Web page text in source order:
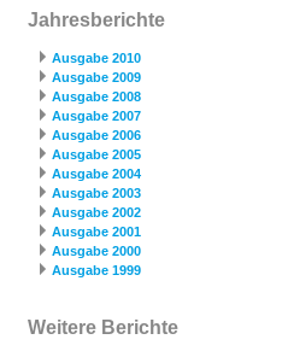
Jahresberichte
Ausgabe 2010
Ausgabe 2009
Ausgabe 2008
Ausgabe 2007
Ausgabe 2006
Ausgabe 2005
Ausgabe 2004
Ausgabe 2003
Ausgabe 2002
Ausgabe 2001
Ausgabe 2000
Ausgabe 1999
Weitere Berichte